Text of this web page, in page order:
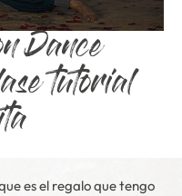
Dance
tutorial
es el regalo que tengo